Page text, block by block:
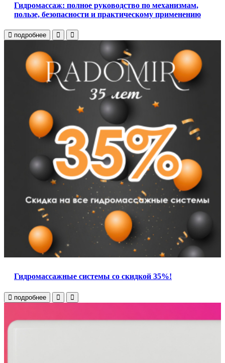
Гидромассаж: полное руководство по механизмам,
пользе, безопасности и практическому применению
подробнее
Гидромассажные системы со скидкой 35%!
подробнее